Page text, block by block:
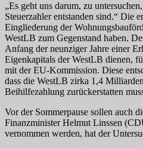
„Es geht uns darum, zu
Steuerzahler entstanden sind.“ Die
Eingliederung der
WestLB zum Gegenstand haben.
Anfang der neunziger Jahre einer
Eigenkapitals der WestLB dienen,
mit der EU-Kommission. Diese
dass die WestLB zirka 1,4
Beihilfezahlung zurückerstatten
Vor der Sommerpause sollen auch
Finanzminister Helmut Linssen
vernommen werden, hat der